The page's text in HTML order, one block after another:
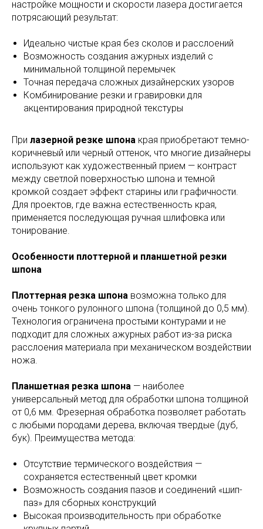
настройке мощности и скорости лазера достигается
потрясающий результат:
Идеально чистые края без сколов и расслоений
Возможность создания ажурных изделий с
минимальной толщиной перемычек
Точная передача сложных дизайнерских узоров
Комбинирование резки и гравировки для
акцентирования природной текстуры
При лазерной резке шпона края приобретают темно-
коричневый или черный оттенок, что многие дизайнеры
используют как художественный прием — контраст
между светлой поверхностью шпона и темной
кромкой создает эффект старины или графичности.
Для проектов, где важна естественность края,
применяется последующая ручная шлифовка или
тонирование.
Особенности плоттерной и планшетной резки
шпона
Плоттерная резка шпона возможна только для
очень тонкого рулонного шпона (толщиной до 0,5 мм).
Технология ограничена простыми контурами и не
подходит для сложных ажурных работ из-за риска
расслоения материала при механическом воздействии
ножа.
Планшетная резка шпона — наиболее
универсальный метод для обработки шпона толщиной
от 0,6 мм. Фрезерная обработка позволяет работать
с любыми породами дерева, включая твердые (дуб,
бук). Преимущества метода:
Отсутствие термического воздействия —
сохраняется естественный цвет кромки
Возможность создания пазов и соединений «шип-
паз» для сборных конструкций
Высокая производительность при обработке